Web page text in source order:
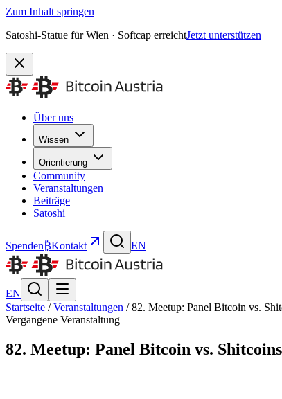
Zum Inhalt springen
Satoshi-Statue für Wien · Softcap erreichtJetzt unterstützen
Über uns
Wissen
Orientierung
Community
Veranstaltungen
Beiträge
Satoshi
Spenden₿Kontakt EN
EN
Startseite / Veranstaltungen / 82. Meetup: Panel Bitcoin vs.
Vergangene Veranstaltung
82. Meetup: Panel Bitcoin vs. Shitcoins